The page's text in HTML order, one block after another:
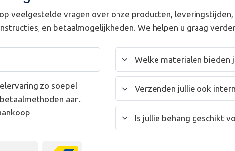
veelgestelde vragen over onze producten, leveringstijden,
en betaalmogelijkheden. We helpen u graag verder.
zo soepel
aan.
Welke materialen bieden
Verzenden jullie ook
Is jullie behang geschikt